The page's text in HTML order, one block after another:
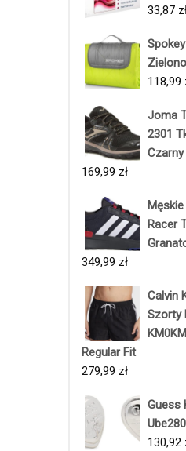
33,87
118,99
Joma
2301
Czarny
169,99 zł
Racer
349,99 zł
Calvin
Szorty
Regular Fit
279,99 zł
Guess
130,92